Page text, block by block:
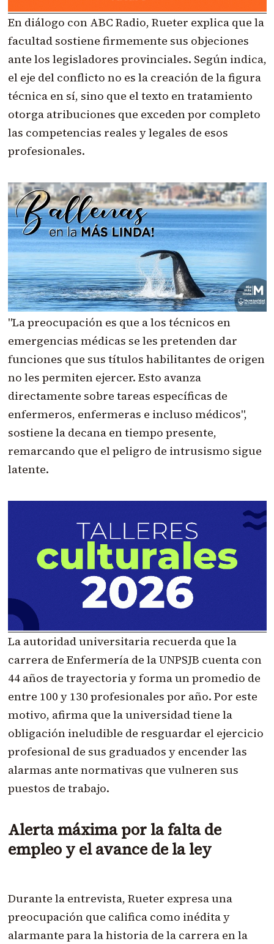
En diálogo con ABC Radio, Rueter explica que la
facultad sostiene firmemente sus objeciones
ante los legisladores provinciales. Según indica,
el eje del conflicto no es la creación de la figura
técnica en sí, sino que el texto en tratamiento
otorga atribuciones que exceden por completo
las competencias reales y legales de esos
profesionales.
"La preocupación es que a los técnicos en
emergencias médicas se les pretenden dar
funciones que sus títulos habilitantes de origen
no les permiten ejercer. Esto avanza
directamente sobre tareas específicas de
enfermeros, enfermeras e incluso médicos",
sostiene la decana en tiempo presente,
remarcando que el peligro de intrusismo sigue
latente.
La autoridad universitaria recuerda que la
carrera de Enfermería de la UNPSJB cuenta con
44 años de trayectoria y forma un promedio de
entre 100 y 130 profesionales por año. Por este
motivo, afirma que la universidad tiene la
obligación ineludible de resguardar el ejercicio
profesional de sus graduados y encender las
alarmas ante normativas que vulneren sus
puestos de trabajo.
Alerta máxima por la falta de
empleo y el avance de la ley
Durante la entrevista, Rueter expresa una
preocupación que califica como inédita y
alarmante para la historia de la carrera en la